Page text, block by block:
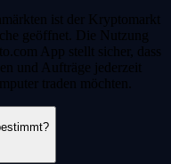
ist der Kryptomarkt
geöffnet. Die Nutzung
App stellt sicher, dass
und Aufträge jederzeit
traden möchten.